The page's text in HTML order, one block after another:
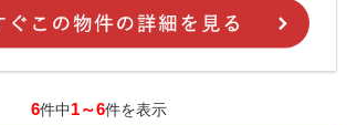
6件中1～6件を表示